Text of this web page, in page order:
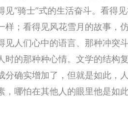
见“骑士”式的生活奋斗。看得
样；看得见风花雪月的故事，
见人们心中的语言、那种冲突
时的那种种心情。文学的结构
分确实增加了，但就是如此，
，哪怕在其他人的眼里他是如